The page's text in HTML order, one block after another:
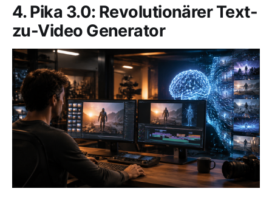
4. Pika 3.0: Revolutionärer Text-
zu-Video Generator